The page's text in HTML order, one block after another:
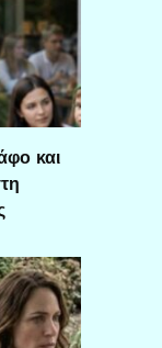
και